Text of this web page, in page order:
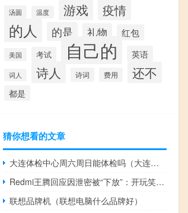
汤圆 温度 游戏 疫情
的人 的是 礼物 红包
美国 考试 自己的 英语
词人 诗人 诗词 费用 还不
都是
猜你想看的文章
大连体检中心周六周日能体检吗（大连体检中心）
Redmi王腾回应因泄密被“下放”：开玩笑而已 轮岗是学习历练
联想品牌机（联想电脑什么品牌好）